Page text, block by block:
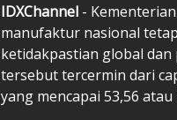
IDXChannel -
manufaktur nasional
ketidakpastian global
tersebut tercermin dari
yang mencapai 53,56